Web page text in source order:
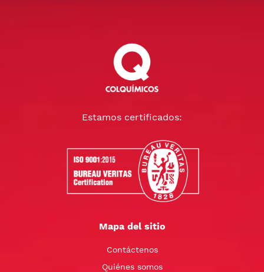
Estamos certificados:
Mapa del sitio
Contáctenos
Quiénes somos